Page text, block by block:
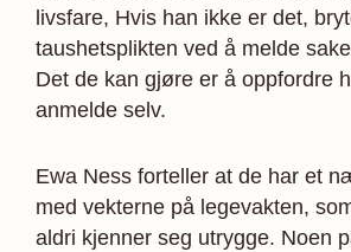
livsfare, Hvis han ikke er det,
taushetsplikten ved å melde
Det de kan gjøre er å oppfordre
anmelde selv.
Ewa Ness forteller at de har et
med vekterne på legevakten,
aldri kjenner seg utrygge. Noen